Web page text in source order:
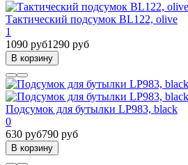
Тактический подсумок BL122, olive
1
1090 руб1290 руб
В корзину
Подсумок для бутылки LP983, black
0
630 руб790 руб
В корзину